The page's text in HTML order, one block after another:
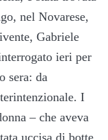
nel Novarese,
Gabriele
ieri per
sera: da
I
– che aveva